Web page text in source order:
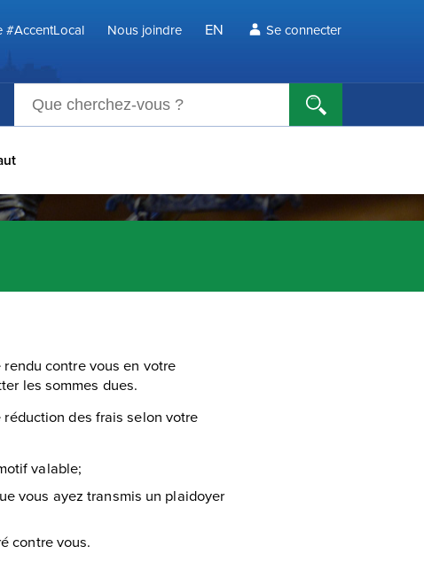
#AccentLocal Nous joindre EN Se connecter
contre vous en votre
les sommes dues.
des frais selon votre
valable;
vous ayez transmis un plaidoyer
contre vous.